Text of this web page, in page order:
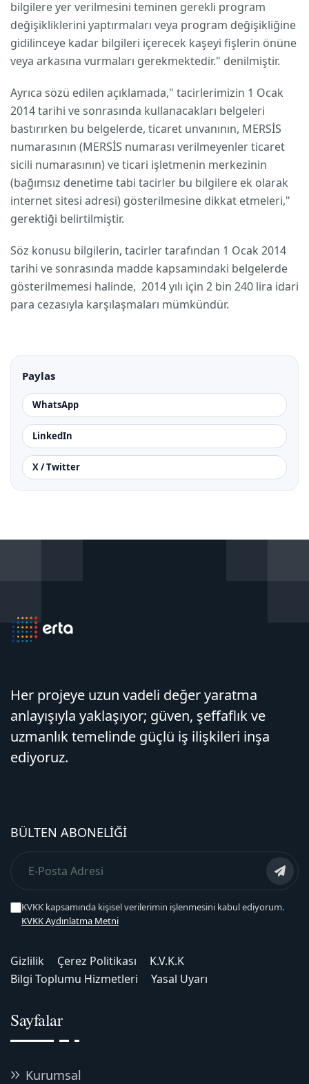
bilgilere yer verilmesini teminen gerekli program
değişikliklerini yaptırmaları veya program değişikliğine
gidilinceye kadar bilgileri içerecek kaşeyi fişlerin önüne
veya arkasına vurmaları gerekmektedir." denilmiştir.
Ayrıca sözü edilen açıklamada," tacirlerimizin 1 Ocak
2014 tarihi ve sonrasında kullanacakları belgeleri
bastırırken bu belgelerde, ticaret unvanının, MERSİS
numarasının (MERSİS numarası verilmeyenler ticaret
sicili numarasının) ve ticari işletmenin merkezinin
(bağımsız denetime tabi tacirler bu bilgilere ek olarak
internet sitesi adresi) gösterilmesine dikkat etmeleri,"
gerektiği belirtilmiştir.
Söz konusu bilgilerin, tacirler tarafından 1 Ocak 2014
tarihi ve sonrasında madde kapsamındaki belgelerde
gösterilmemesi halinde, 2014 yılı için 2 bin 240 lira idari
para cezasıyla karşılaşmaları mümkündür.
Paylas
WhatsApp
LinkedIn
X / Twitter
Her projeye uzun vadeli değer yaratma
anlayışıyla yaklaşıyor; güven, şeffaflık ve
uzmanlık temelinde güçlü iş ilişkileri inşa
ediyoruz.
BÜLTEN ABONELIĞI
KVKK kapsamında kişisel verilerimin işlenmesini kabul ediyorum.
KVKK Aydınlatma Metni
Gizlilik Çerez Politikası
K.V.K.K
Bilgi Toplumu Hizmetleri
Yasal Uyarı
Sayfalar
Kurumsal